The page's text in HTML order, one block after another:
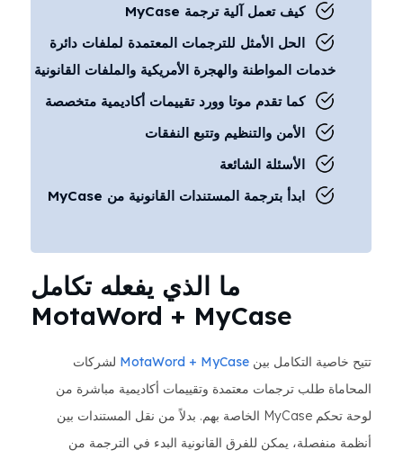
كيف تعمل آلية ترجمة MyCase
الحل الأمثل للترجمات المعتمدة لملفات دائرة
خدمات المواطنة والهجرة الأمريكية والملفات القانونية
كما تقدم موتا وورد تقييمات أكاديمية متخصصة
الأمن والتنظيم وتتبع النفقات
الأسئلة الشائعة
ابدأ بترجمة المستندات القانونية من MyCase
ما الذي يفعله تكامل
MotaWord + MyCase
تتيح خاصية التكامل بين MotaWord + MyCase لشركات
المحاماة طلب ترجمات معتمدة وتقييمات أكاديمية مباشرة من
لوحة تحكم MyCase الخاصة بهم. بدلاً من نقل المستندات بين
أنظمة منفصلة، ​​يمكن للفرق القانونية البدء في الترجمة من